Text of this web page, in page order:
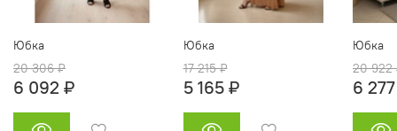
Юбка
20 306 ₽
6 092 ₽
Юбка
17 215 ₽
5 165 ₽
Юбка
20 922
6